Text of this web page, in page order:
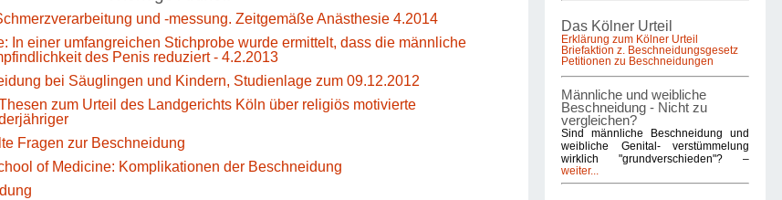
Das Kölner Urteil
Erklärung zum Kölner Urteil
Briefaktion z. Beschneidungsgesetz
Petitionen zu Beschneidungen
Männliche und weibliche
Beschneidung - Nicht zu
vergleichen?
Sind männliche Beschneidung und
weibliche Genital- verstümmelung
wirklich "grundverschieden"? –
weiter...
und -messung. Zeitgemäße Anästhesie 4.2014
In einer umfangreichen Stichprobe wurde ermittelt, dass die männliche
des Penis reduziert - 4.2.2013
bei Säuglingen und Kindern, Studienlage zum 09.12.2012
zum Urteil des Landgerichts Köln über religiös motivierte
Fragen zur Beschneidung
of Medicine: Komplikationen der Beschneidung